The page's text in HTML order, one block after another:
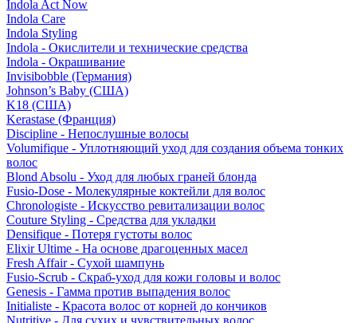
Indola Act Now
Indola Care
Indola Styling
Indola - Окислители и технические средства
Indola - Окрашивание
Invisibobble (Германия)
Johnson’s Baby (США)
K18 (США)
Kerastase (Франция)
Discipline - Непослушные волосы
Volumifique - Уплотняющий уход для создания объема тонких
волос
Blond Absolu - Уход для любых граней блонда
Fusio-Dose - Молекулярные коктейли для волос
Chronologiste - Искусство ревитализации волос
Couture Styling - Средства для укладки
Densifique - Потеря густоты волос
Elixir Ultime - На основе драгоценных масел
Fresh Affair - Сухой шампунь
Fusio-Scrub - Скраб-уход для кожи головы и волос
Genesis - Гамма против выпадения волос
Initialiste - Красота волос от корней до кончиков
Nutritive - Для сухих и чувствительных волос